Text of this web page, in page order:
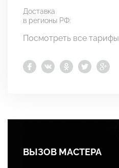
Доставка
в регионы РФ:
Посмотреть все тарифы
ВЫЗОВ МАСТЕРА